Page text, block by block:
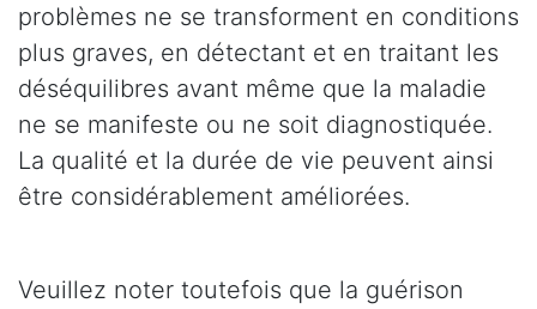
problèmes ne se transforment en conditions
plus graves, en détectant et en traitant les
déséquilibres avant même que la maladie
ne se manifeste ou ne soit diagnostiquée.
La qualité et la durée de vie peuvent ainsi
être considérablement améliorées.
Veuillez noter toutefois que la guérison